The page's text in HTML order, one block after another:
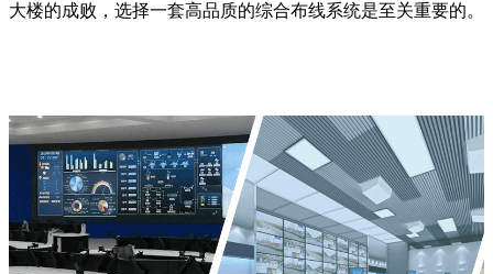
大楼的成败，选择一套高品质的综合布线系统是至关重要的。